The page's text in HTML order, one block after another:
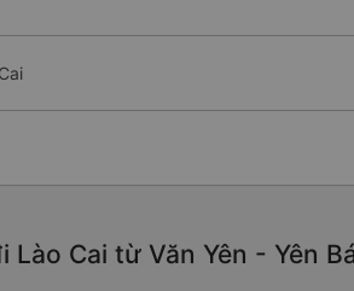
Lào Cai từ Văn Yên - Yên